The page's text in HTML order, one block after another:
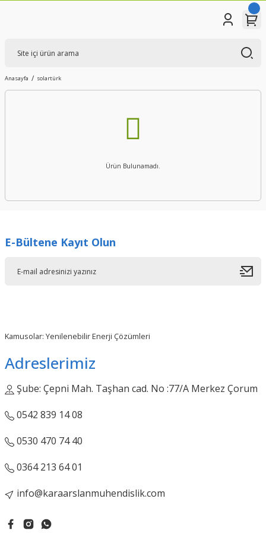
Anasayfa solartürk
Ürün Bulunamadı.
E-Bültene Kayıt Olun
Kamusolar: Yenilenebilir Enerji Çözümleri
Adreslerimiz
Şube: Çepni Mah. Taşhan cad. No :77/A Merkez Çorum
0542 839 14 08
0530 470 74 40
0364 213 64 01
info@karaarslanmuhendislik.com